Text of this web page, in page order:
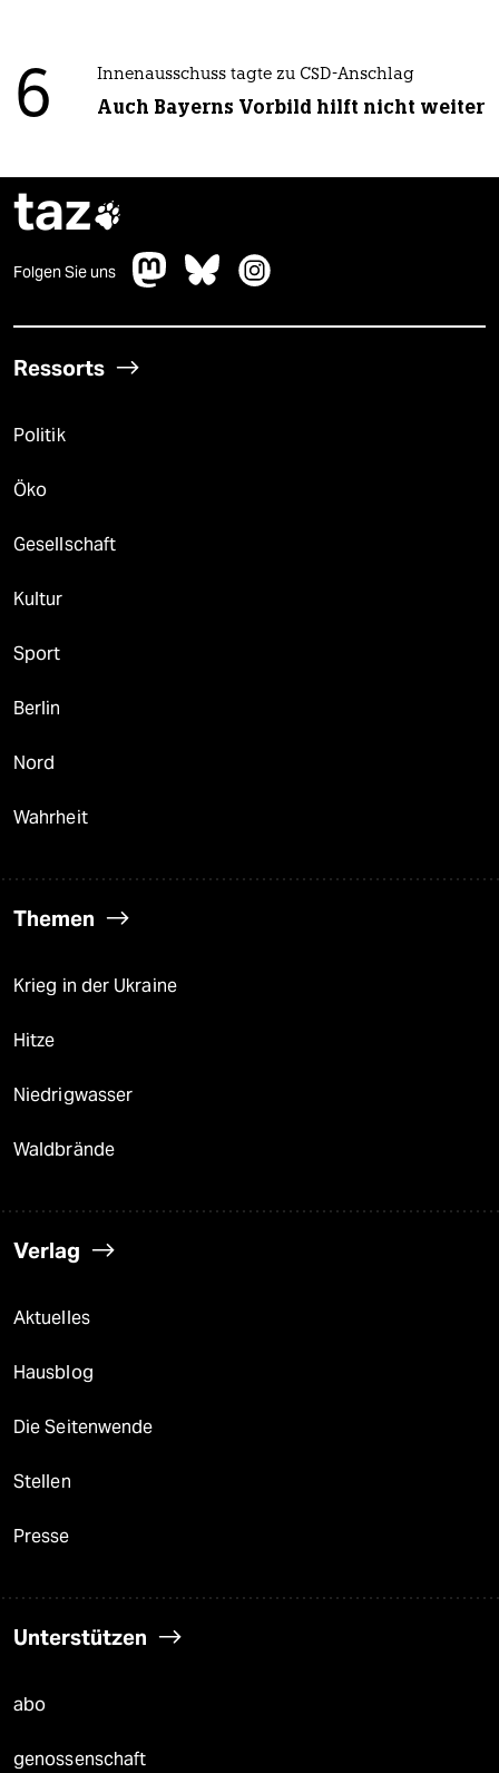
6
Innenausschuss tagte zu CSD-Anschlag
Auch Bayerns Vorbild hilft nicht weiter
taz
Folgen Sie uns
Ressorts
Politik
Öko
Gesellschaft
Kultur
Sport
Berlin
Nord
Wahrheit
Themen
Krieg in der Ukraine
Hitze
Niedrigwasser
Waldbrände
Verlag
Aktuelles
Hausblog
Die Seitenwende
Stellen
Presse
Unterstützen
abo
genossenschaft